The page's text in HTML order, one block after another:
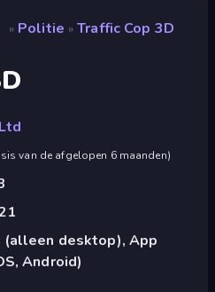
» Politie » Traffic Cop 3D
van de afgelopen 6 maanden)
(alleen desktop), App
Android)